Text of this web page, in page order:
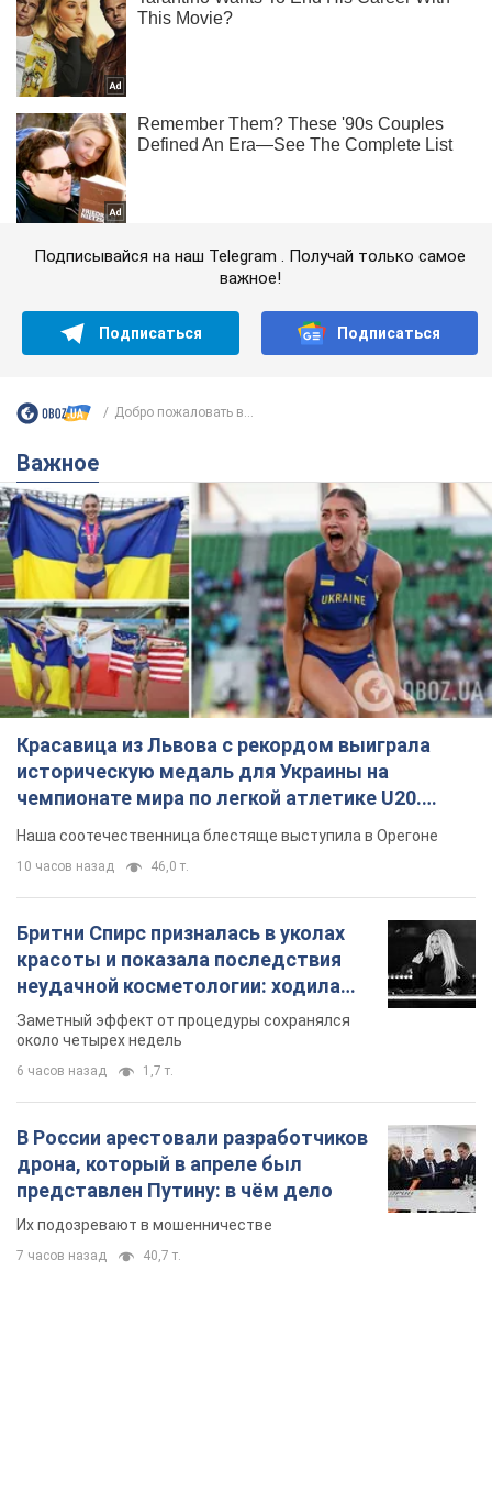
Подписывайся на наш Telegram . Получай только самое
важное!
Подписаться Подписаться
Добро пожаловать в...
Важное
Красавица из Львова с рекордом выиграла
историческую медаль для Украины на
чемпионате мира по легкой атлетике U20.
Видео
Наша соотечественница блестяще выступила в Орегоне
10 часов назад 46,0 т.
Бритни Спирс призналась в уколах
красоты и показала последствия
неудачной косметологии: ходила
так почти месяц
Заметный эффект от процедуры сохранялся
около четырех недель
6 часов назад 1,7 т.
В России арестовали разработчиков
дрона, который в апреле был
представлен Путину: в чём дело
Их подозревают в мошенничестве
7 часов назад 40,7 т.